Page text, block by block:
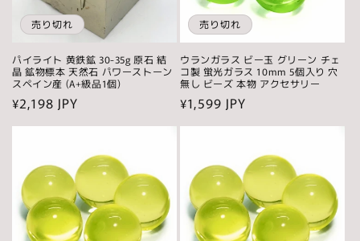
売り切れ
パイライト 黄鉄鉱 30-35g 原石 結
晶 鉱物標本 天然石 パワーストーン
スペイン産 (A+級品1個)
通
常
¥2,198 JPY
売り切れ
ウランガラス ビー玉 グリーン チェ
コ製 蛍光ガラス 10mm 5個入り 穴
無し ビーズ 本物 アクセサリー
通
常
¥1,599 JPY